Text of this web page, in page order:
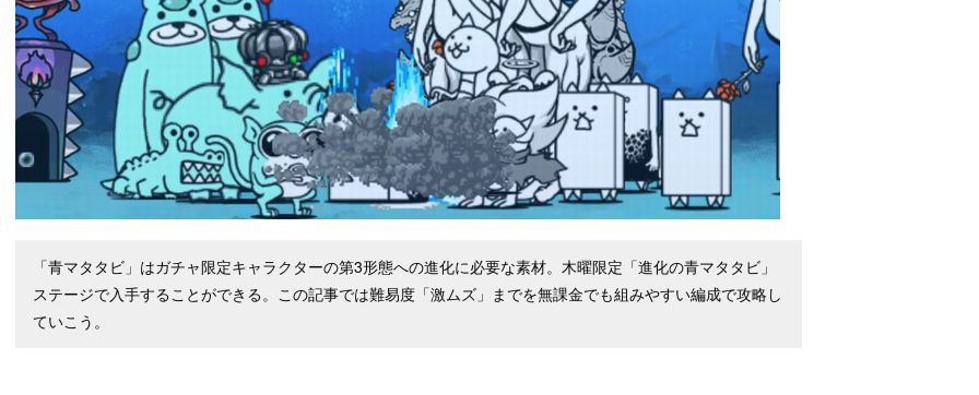
「青マタタビ」はガチャ限定キャラクターの第3形態への進化に必要な素材。木曜限定「進化の青マタタビ」
ステージで入手することができる。この記事では難易度「激ムズ」までを無課金でも組みやすい編成で攻略し
ていこう。